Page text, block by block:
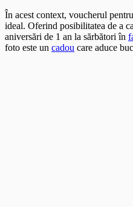
În acest context, voucherul
ideal. Oferind posibilitatea de a
aniversări de 1 an la sărbători în
foto este un cadou care aduce